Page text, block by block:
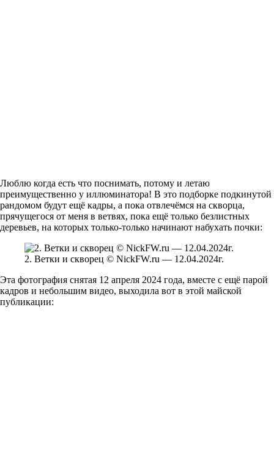
Люблю когда есть что поснимать, потому и летаю
преимущественно у иллюминатора! В это подборке подкинутой
рандомом будут ещё кадры, а пока отвлечёмся на скворца,
прячущегося от меня в ветвях, пока ещё только безлистных
деревьев, на которых только-только начинают набухать почки:
2. Ветки и скворец © NickFW.ru — 12.04.2024г.
Эта фотография снятая 12 апреля 2024 года, вместе с ещё парой
кадров и небольшим видео, выходила вот в этой майской
публикации: